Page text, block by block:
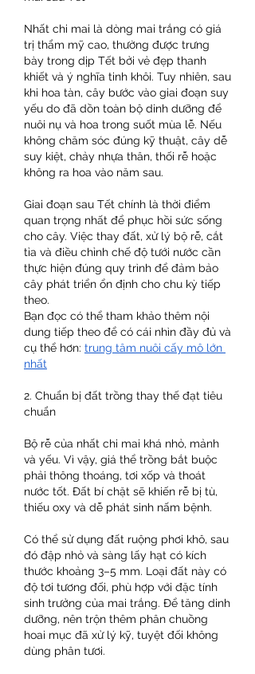
Nhất chi mai là dòng mai trắng có giá
trị thẩm mỹ cao, thường được trưng
bày trong dịp Tết bởi vẻ đẹp thanh
khiết và ý nghĩa tinh khôi. Tuy nhiên, sau
khi hoa tàn, cây bước vào giai đoạn suy
yếu do đã dồn toàn bộ dinh dưỡng để
nuôi nụ và hoa trong suốt mùa lễ. Nếu
không chăm sóc đúng kỹ thuật, cây dễ
suy kiệt, chảy nhựa thân, thối rễ hoặc
không ra hoa vào năm sau.
Giai đoạn sau Tết chính là thời điểm
quan trọng nhất để phục hồi sức sống
cho cây. Việc thay đất, xử lý bộ rễ, cắt
tỉa và điều chỉnh chế độ tưới nước cần
thực hiện đúng quy trình để đảm bảo
cây phát triển ổn định cho chu kỳ tiếp
theo.
Bạn đọc có thể tham khảo thêm nội
dung tiếp theo để có cái nhìn đầy đủ và
cụ thể hơn: trung tâm nuôi cấy mô lớn
nhất
2. Chuẩn bị đất trồng thay thế đạt tiêu
chuẩn
Bộ rễ của nhất chi mai khá nhỏ, mảnh
và yếu. Vì vậy, giá thể trồng bắt buộc
phải thông thoáng, tơi xốp và thoát
nước tốt. Đất bí chặt sẽ khiến rễ bị tù,
thiếu oxy và dễ phát sinh nấm bệnh.
Có thể sử dụng đất ruộng phơi khô, sau
đó đập nhỏ và sàng lấy hạt có kích
thước khoảng 3–5 mm. Loại đất này có
độ tơi tương đối, phù hợp với đặc tính
sinh trưởng của mai trắng. Để tăng dinh
dưỡng, nên trộn thêm phân chuồng
hoai mục đã xử lý kỹ, tuyệt đối không
dùng phân tươi.